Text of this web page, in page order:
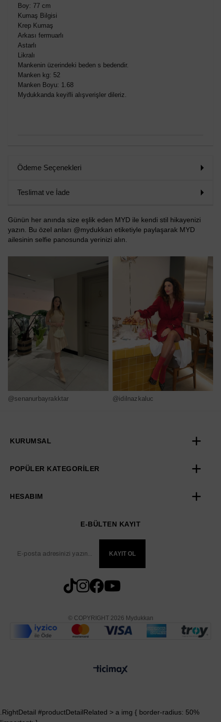
Boy: 77 cm
Kumaş Bilgisi
Krep Kumaş
Arkası fermuarlı
Astarlı
Likralı
Mankenin üzerindeki beden s bedendir.
Manken kg: 52
Manken Boyu: 1.68
Mydukkanda keyifli alışverişler dileriz.
Ödeme Seçenekleri
Teslimat ve İade
Günün her anında size eşlik eden MYD ile kendi stil hikayenizi
yazın. Bu özel anları @mydukkan etiketiyle paylaşarak MYD
ailesinin selfie panosunda yerinizi alın.
@senanurbayrakktar @idilnazkaluc
KURUMSAL
POPÜLER KATEGORİLER
HESABIM
E-BÜLTEN KAYIT
KAYIT OL
© COPYRIGHT 2026 Mydukkan
.RightDetail #productDetailRelated > a img { border-radius: 50%